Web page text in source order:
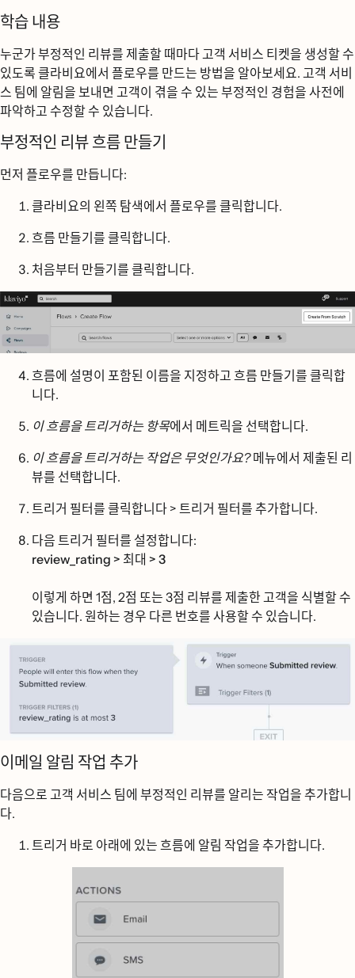
학습 내용
누군가 부정적인 리뷰를 제출할 때마다 고객 서비스 티켓을 생성할 수
있도록 클라비요에서 플로우를 만드는 방법을 알아보세요. 고객 서비
스 팀에 알림을 보내면 고객이 겪을 수 있는 부정적인 경험을 사전에
파악하고 수정할 수 있습니다.
부정적인 리뷰 흐름 만들기
먼저 플로우를 만듭니다:
클라비요의 왼쪽 탐색에서 플로우를 클릭합니다.
흐름 만들기를 클릭합니다.
처음부터 만들기를 클릭합니다.
흐름에 설명이 포함된 이름을 지정하고 흐름 만들기를 클릭합
니다.
이 흐름을 트리거하는 항목에서 메트릭을 선택합니다.
이 흐름을 트리거하는 작업은 무엇인가요?메뉴에서 제출된 리
뷰를 선택합니다.
트리거 필터를 클릭합니다 > 트리거 필터를 추가합니다.
다음 트리거 필터를 설정합니다:
review_rating > 최대 > 3
이렇게 하면 1점, 2점 또는 3점 리뷰를 제출한 고객을 식별할 수
있습니다. 원하는 경우 다른 번호를 사용할 수 있습니다.
이메일 알림 작업 추가
다음으로 고객 서비스 팀에 부정적인 리뷰를 알리는 작업을 추가합니
다.
트리거 바로 아래에 있는 흐름에 알림 작업을 추가합니다.